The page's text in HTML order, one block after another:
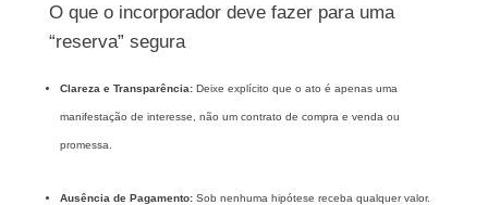
O que o incorporador deve fazer para uma
“reserva” segura
Clareza e Transparência:Deixe explícito que o ato é apenas uma
manifestação de interesse, não um contrato de compra e venda ou
promessa.
Ausência de Pagamento:Sob nenhuma hipótese receba qualquer valor.